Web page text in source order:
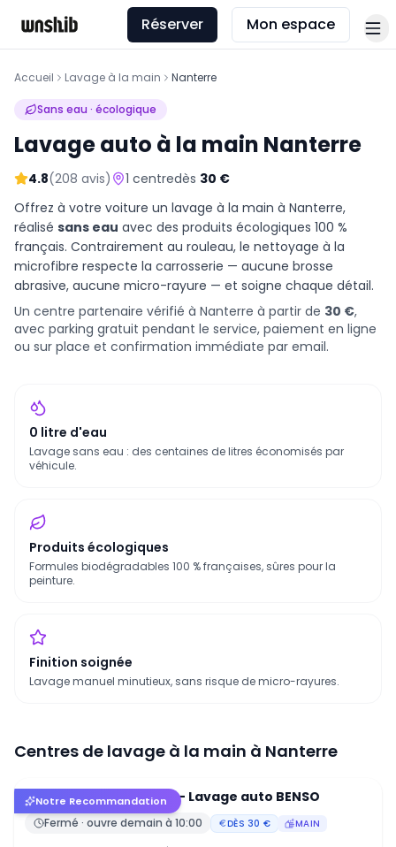
Réserver Mon espace
Accueil Lavage à la main Nanterre
Sans eau · écologique
Lavage auto à la main Nanterre
4.8(208 avis) 1 centredès 30 €
Offrez à votre voiture un lavage à la main à Nanterre,
réalisé sans eau avec des produits écologiques 100 %
français. Contrairement au rouleau, le nettoyage à la
microfibre respecte la carrosserie — aucune brosse
abrasive, aucune micro-rayure — et soigne chaque détail.
Un centre partenaire vérifié à Nanterre à partir de 30 €,
avec parking gratuit pendant le service, paiement en ligne
ou sur place et confirmation immédiate par email.
0 litre d'eau
Lavage sans eau : des centaines de litres économisés par
véhicule.
Produits écologiques
Formules biodégradables 100 % françaises, sûres pour la
peinture.
Finition soignée
Lavage manuel minutieux, sans risque de micro-rayures.
Centres de lavage à la main à Nanterre
Notre Recommandation
Lavage auto Nanterre - Lavage auto BENSO
Fermé · ouvre demain à 10:00 DÈS 30 € MAIN